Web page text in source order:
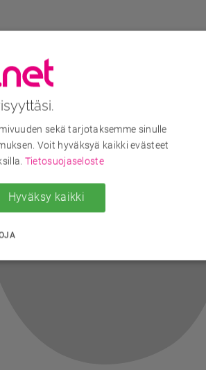
sekä tarjotaksemme sinulle
Voit hyväksyä kaikki evästeet
Tietosuojaseloste
Hyväksy kaikki